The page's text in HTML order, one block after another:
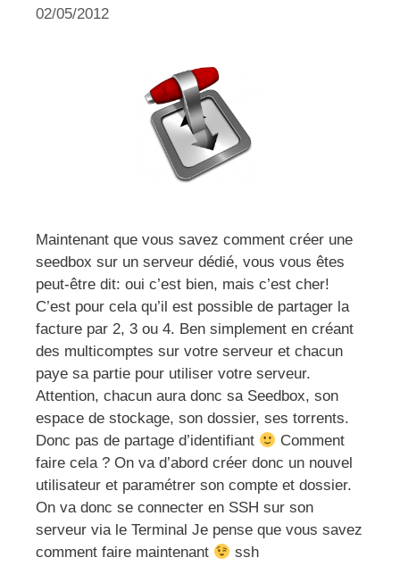
02/05/2012
Maintenant que vous savez comment créer une
seedbox sur un serveur dédié, vous vous êtes
peut-être dit: oui c’est bien, mais c’est cher!
C’est pour cela qu’il est possible de partager la
facture par 2, 3 ou 4. Ben simplement en créant
des multicomptes sur votre serveur et chacun
paye sa partie pour utiliser votre serveur.
Attention, chacun aura donc sa Seedbox, son
espace de stockage, son dossier, ses torrents.
Donc pas de partage d’identifiant
Comment
faire cela ? On va d’abord créer donc un nouvel
utilisateur et paramétrer son compte et dossier.
On va donc se connecter en SSH sur son
serveur via le Terminal Je pense que vous savez
comment faire maintenant
ssh